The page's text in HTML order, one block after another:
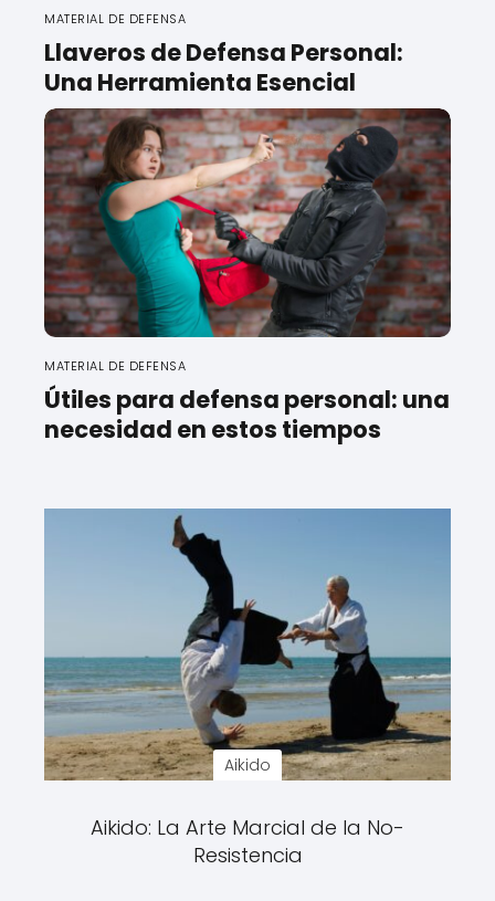
MATERIAL DE DEFENSA
Llaveros de Defensa Personal:
Una Herramienta Esencial
MATERIAL DE DEFENSA
Útiles para defensa personal: una
necesidad en estos tiempos
Aikido
Aikido: La Arte Marcial de la No-
Resistencia